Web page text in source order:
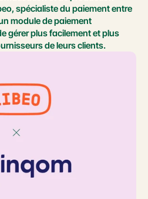
spécialiste du paiement entre
module de paiement
gérer plus facilement et plus
de leurs clients.